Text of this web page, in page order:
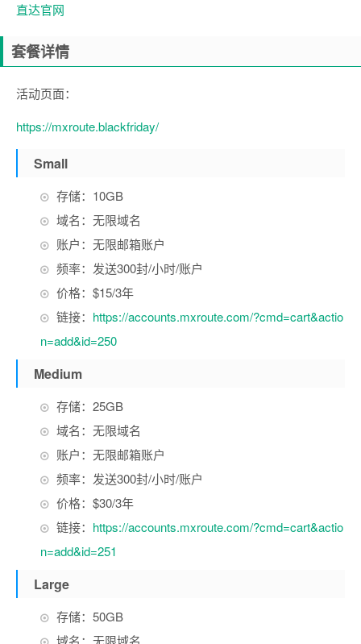
直达官网
套餐详情
活动页面：
https://mxroute.blackfriday/
Small
存储：10GB
域名：无限域名
账户：无限邮箱账户
频率：发送300封/小时/账户
价格：$15/3年
链接： https://accounts.mxroute.com/?cmd=cart&actio
n=add&id=250
Medium
存储：25GB
域名：无限域名
账户：无限邮箱账户
频率：发送300封/小时/账户
价格：$30/3年
链接： https://accounts.mxroute.com/?cmd=cart&actio
n=add&id=251
Large
存储：50GB